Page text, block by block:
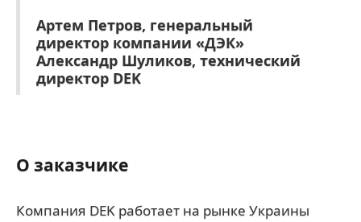
Артем Петров, генеральный
директор компании «ДЭК»
Александр Шуликов, технический
директор DEK
О заказчике
Компания DEK работает на рынке Украины